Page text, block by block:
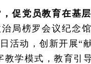
促党员教育在基层
局榜罗会议纪念
活动，创新开展“
教学模式，教育引